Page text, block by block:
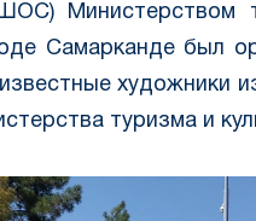
Министерством
Самарканде был
художники
туризма и